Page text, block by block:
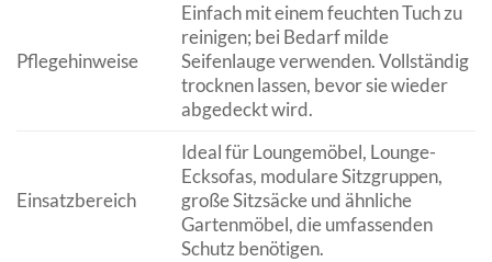
Pflegehinweise
Einfach mit einem feuchten Tuch zu
reinigen; bei Bedarf milde
Seifenlauge verwenden. Vollständig
trocknen lassen, bevor sie wieder
abgedeckt wird.
Einsatzbereich
Ideal für Loungemöbel, Lounge-
Ecksofas, modulare Sitzgruppen,
große Sitzsäcke und ähnliche
Gartenmöbel, die umfassenden
Schutz benötigen.